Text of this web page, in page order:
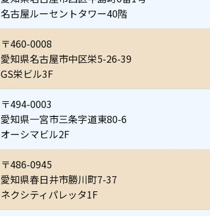
名古屋ルーセントタワー40階
〒460-0008
愛知県名古屋市中区栄5-26-39
GS栄ビル3F
〒494-0003
愛知県一宮市三条字道東80-6
オーシマビル2F
〒486-0945
愛知県春日井市勝川町7-37
ネクシティパレッタ1F